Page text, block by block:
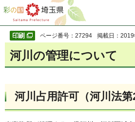
彩の国 埼玉県
ページ番号：27294 掲載日：2019
河川の管理について
河川占用許可（河川法第